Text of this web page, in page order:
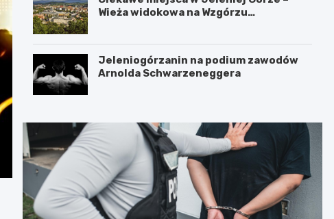
Wieża widokowa na Wzgórzu
Jeleniogórzanin na podium zawodów
Arnolda Schwarzeneggera